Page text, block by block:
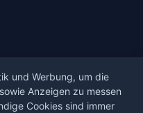
und Werbung, um die
Anzeigen zu messen
Cookies sind immer